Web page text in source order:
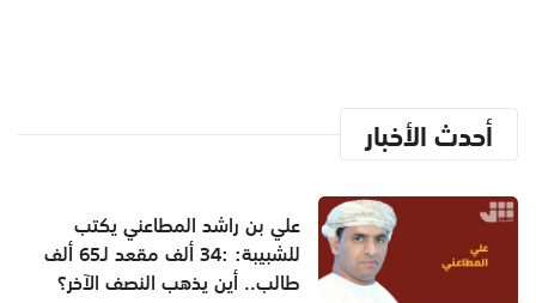
أحدث الأخبار
علي بن راشد المطاعني يكتب
للشبيبة: :34 ألف مقعد لـ65 ألف
طالب.. أين يذهب النصف الآخر؟